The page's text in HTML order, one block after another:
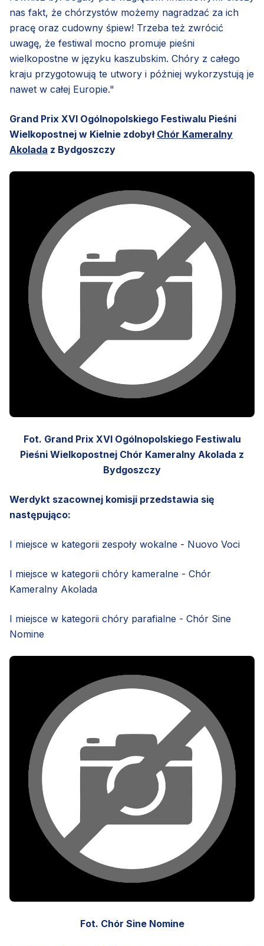
nas fakt, że chórzystów możemy nagradzać za ich
pracę oraz cudowny śpiew! Trzeba też zwrócić
uwagę, że festiwal mocno promuje pieśni
wielkopostne w języku kaszubskim. Chóry z całego
kraju przygotowują te utwory i później wykorzystują je
nawet w całej Europie."
Grand Prix XVI Ogólnopolskiego Festiwalu Pieśni
Wielkopostnej w Kielnie zdobył Chór Kameralny
Akolada z Bydgoszczy
Fot. Grand Prix XVI Ogólnopolskiego Festiwalu
Pieśni Wielkopostnej Chór Kameralny Akolada z
Bydgoszczy
Werdykt szacownej komisji przedstawia się
następująco:
I miejsce w kategorii zespoły wokalne - Nuovo Voci
I miejsce w kategorii chóry kameralne - Chór
Kameralny Akolada
I miejsce w kategorii chóry parafialne - Chór Sine
Nomine
Fot. Chór Sine Nomine